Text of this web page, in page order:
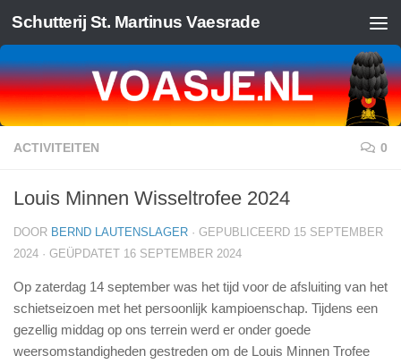
Doorgaan naar inhoud
Schutterij St. Martinus Vaesrade
ACTIVITEITEN 0
Louis Minnen Wisseltrofee 2024
DOOR BERND LAUTENSLAGER · GEPUBLICEERD 15 SEPTEMBER
2024 · GEÜPDATET 16 SEPTEMBER 2024
Op zaterdag 14 september was het tijd voor de afsluiting van het
schietseizoen met het persoonlijk kampioenschap. Tijdens een
gezellig middag op ons terrein werd er onder goede
weersomstandigheden gestreden om de Louis Minnen Trofee